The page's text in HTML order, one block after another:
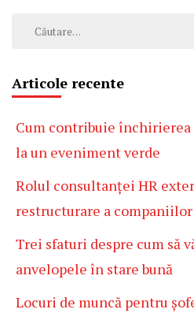
Caută
Articole recente
Cum contribuie
la un eveniment verde
Rolul consultanței HR
restructurare a companiilor
Trei sfaturi despre cum să
anvelopele în stare bună
Locuri de muncă pentru